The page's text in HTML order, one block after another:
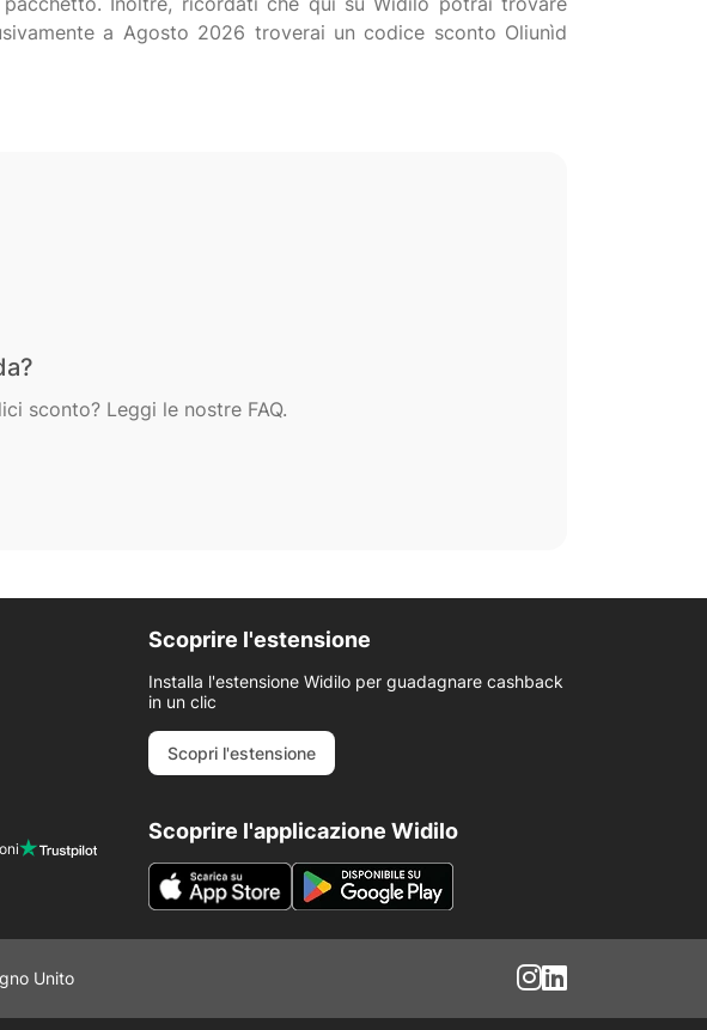
a Agosto 2026 troverai un codice sconto Oliunìd
sconto? Leggi le nostre FAQ.
Scoprire l'estensione
Installa l'estensione Widilo per guadagnare cashback
in un clic
Scopri l'estensione
Scoprire l'applicazione Widilo
Unito